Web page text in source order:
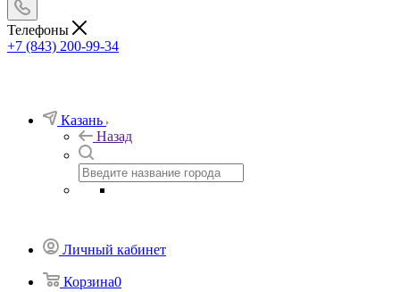
Телефоны
+7 (843) 200-99-34
Казань
Назад
Личный кабинет
Корзина0